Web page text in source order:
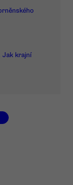
Jak krajní